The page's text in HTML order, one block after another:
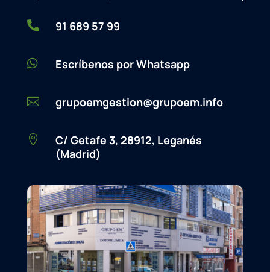
 91 689 57 99
 Escríbenos por Whatsapp
 grupoemgestion@grupoem.info

C/ Getafe 3, 28912, Leganés
(Madrid)